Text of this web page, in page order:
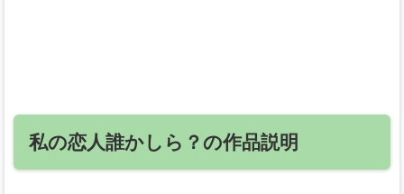
私の恋人誰かしら？の作品説明